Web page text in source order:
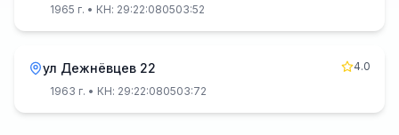
1965 г. • КН: 29:22:080503:52
ул Дежнёвцев 22
4.0
1963 г. • КН: 29:22:080503:72